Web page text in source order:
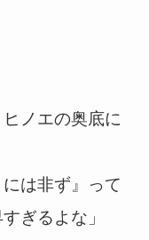
ノエの奥底に
は非ず』って
ぎるよな」